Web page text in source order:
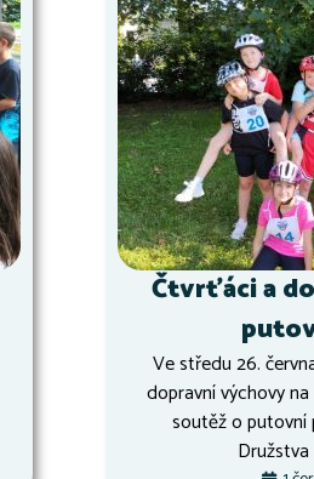
Čtvrťáci a
Ve středu 26.
dopravní výchovy
soutěž o putovní